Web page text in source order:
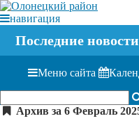
навигация
Последние новости
Меню сайта
Архив за 6 Февраль